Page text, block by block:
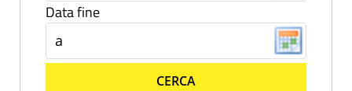
Data fine
CERCA